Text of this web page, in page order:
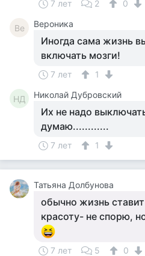
7 лет 2 0
Ве Вероника
Иногда сама жизнь
включать мозги!
7 лет 1
НД Николай Дубровский
Их не надо
думаю............
7 лет 1
Татьяна Долбунова
обычно жизнь
красоту- не спорю,
7 лет 5 0